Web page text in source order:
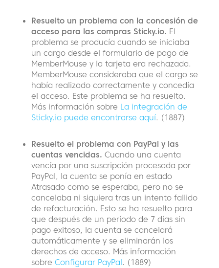
Resuelto un problema con la concesión de
acceso para las compras Sticky.io. El
problema se producía cuando se iniciaba
un cargo desde el formulario de pago de
MemberMouse y la tarjeta era rechazada.
MemberMouse consideraba que el cargo se
había realizado correctamente y concedía
el acceso. Este problema se ha resuelto.
Más información sobre La integración de
Sticky.io puede encontrarse aquí. (1887)
Resuelto el problema con PayPal y las
cuentas vencidas. Cuando una cuenta
vencía por una suscripción procesada por
PayPal, la cuenta se ponía en estado
Atrasado como se esperaba, pero no se
cancelaba ni siquiera tras un intento fallido
de refacturación. Esto se ha resuelto para
que después de un período de 7 días sin
pago exitoso, la cuenta se cancelará
automáticamente y se eliminarán los
derechos de acceso. Más información
sobre Configurar PayPal. (1889)